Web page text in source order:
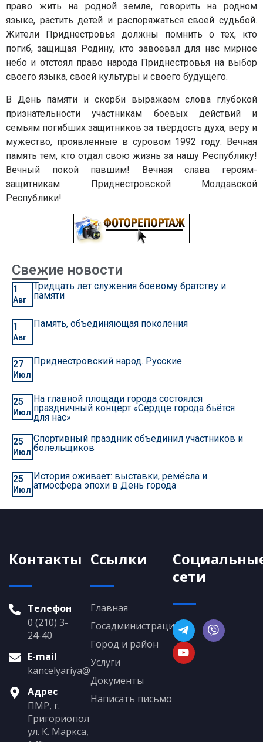
право жить на родной земле, говорить на родном
языке, растить детей и распоряжаться своей судьбой.
Жители Приднестровья должны помнить о тех, кто
погиб, защищая Родину, кто завоевал для нас мирное
небо и отстоял право народа Приднестровья на выбор
своего языка, своей культуры и своего будущего.
В День памяти и скорби выражаем слова глубокой
признательности участникам боевых действий и
семьям погибших защитников за твёрдость духа, веру и
мужество, проявленные в суровом 1992 году. Вечная
память тем, кто отдал свою жизнь за нашу Республику!
Вечный покой павшим! Вечная слава героям-
защитникам Приднестровской Молдавской
Республики!
Свежие новости
1
Авг
Тридцать лет служения боевому братству и
памяти
1
Авг
Память, объединяющая поколения
27
Июл
Приднестровский народ. Русские
25
Июл
На главной площади города состоялся
праздничный концерт «Сердце города бьётся
для нас»
25
Июл
Спортивный праздник объединил участников и
болельщиков
25
Июл
История оживает: выставки, ремёсла и
атмосфера эпохи в День города
Контакты
Телефон
0 (210) 3-
24-40
E-mail
kancelyariya@grigoriopol.gospmr.org
Адрес
ПМР, г.
Григориополь,
ул. К. Маркса,
Ссылки
Главная
Госадминистрация
Город и район
Услуги
Документы
Написать письмо
сети